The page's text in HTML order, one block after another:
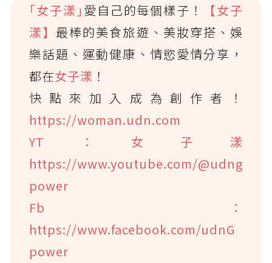
｢女子漾｣ 愛自己的每個樣子！
【女子
漾】 最棒的美食旅遊、美妝穿搭、娛
樂話題、運動健康、情慾愛情分享，
都在女子漾 ！
快點來加入成為創作者！
https://woman.udn.com
YT：女子漾
https://www.youtube.com/@udng
power
Fb：
https://www.facebook.com/udnG
power